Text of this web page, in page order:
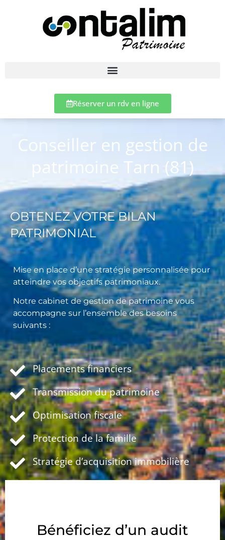
Réserver un rdv en ligne
Conseiller en gestion de
patrimoine Tarn (81)
OBTENEZ VOTRE BILAN
PATRIMONIAL
Mise en place d’une stratégie personnalisée pour
atteindre vos objectifs patrimoniaux.
Notre cabinet de gestion de patrimoine vous
accompagne sur l’ensemble des besoins
suivants :
Placements financiers
Transmission du patrimoine
Optimisation fiscale
Protection de la famille
Stratégie d’acquisition immobilière
Bénéficiez d’un audit